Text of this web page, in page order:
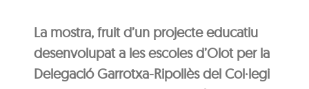
La mostra, fruit d’un projecte educatiu
desenvolupat a les escoles d’Olot per la
Delegació Garrotxa-Ripollès del Col·legi